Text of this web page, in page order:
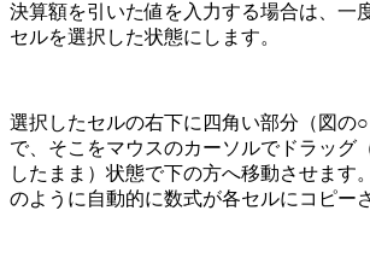
決算額を引いた値を入力する場合は、一
セルを選択した状態にします。
選択したセルの右下に四角い部分（図の
で、そこをマウスのカーソルでドラッグ
したまま）状態で下の方へ移動させます
のように自動的に数式が各セルにコピー